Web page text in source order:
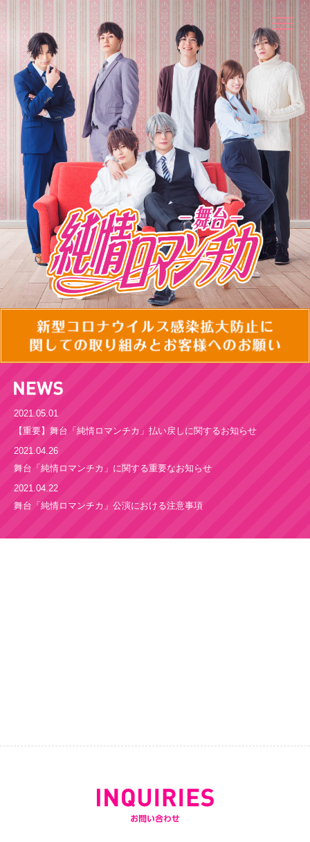
2021.05.01
【重要】舞台「純情ロマンチカ」払い戻しに関するお知らせ
2021.04.26
舞台「純情ロマンチカ」に関する重要なお知らせ
2021.04.22
舞台「純情ロマンチカ」公演における注意事項